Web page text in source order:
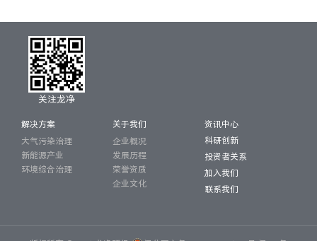
关注龙净
解决方案
大气污染治理
新能源产业
环境综合治理
关于我们
企业概况
发展历程
荣誉资质
企业文化
资讯中心
科研创新
投资者关系
加入我们
联系我们